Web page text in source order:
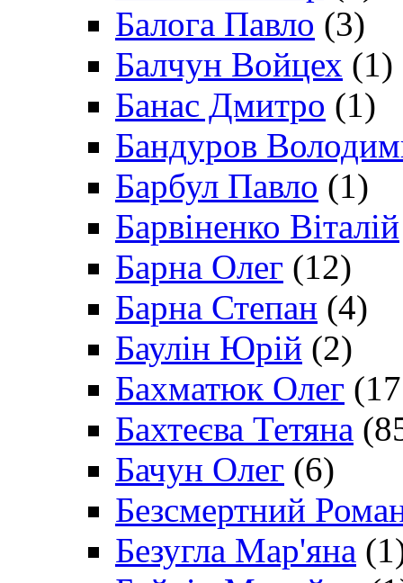
Балога Павло (3)
Балчун Войцех (1)
Банас Дмитро (1)
Бандуров
Барбул Павло (1)
Барвіненко Віталій
Барна Олег (12)
Барна Степан (4)
Баулін Юрій (2)
Бахматюк Олег
Бахтеєва Тетяна
Бачун Олег (6)
Безсмертний
Безугла Мар'яна